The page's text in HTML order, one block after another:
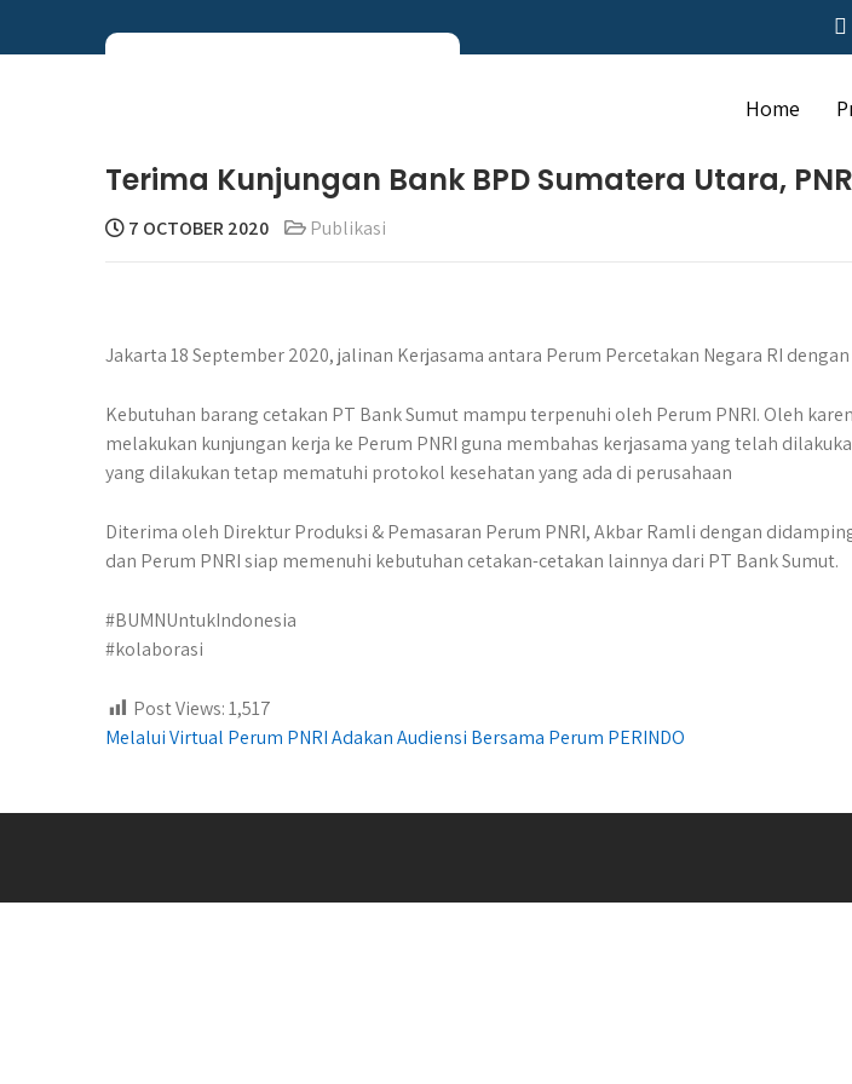
Home
Terima Kunjungan Bank BPD Sumatera Utara,
7 OCTOBER 2020 Publikasi
Jakarta 18 September 2020, jalinan Kerjasama antara Perum Percetakan Negara RI
Kebutuhan barang cetakan PT Bank Sumut mampu terpenuhi oleh Perum PNRI. Oleh
melakukan kunjungan kerja ke Perum PNRI guna membahas kerjasama yang telah
yang dilakukan tetap mematuhi protokol kesehatan yang ada di perusahaan
Diterima oleh Direktur Produksi & Pemasaran Perum PNRI, Akbar Ramli dengan
dan Perum PNRI siap memenuhi kebutuhan cetakan-cetakan lainnya dari PT Bank Sumut.
#BUMNUntukIndonesia
#kolaborasi
Post Views:1,517
Post
Melalui Virtual Perum PNRI Adakan Audiensi Bersama Perum PERINDO